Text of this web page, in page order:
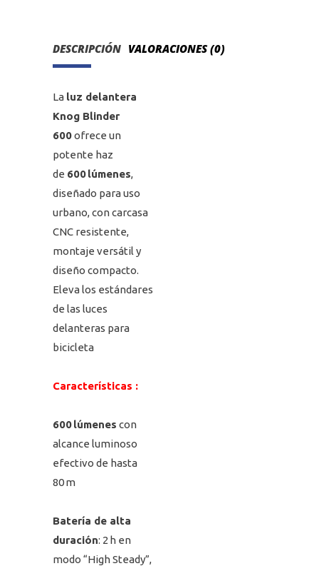
DESCRIPCIÓN VALORACIONES (0)
La luz delantera
Knog Blinder
600ofrece un
potente haz
de 600 lúmenes,
diseñado para uso
urbano, con carcasa
CNC resistente,
montaje versátil y
diseño compacto.
Eleva los estándares
de las luces
delanteras para
bicicleta
Características :
600 lúmenes con
alcance luminoso
efectivo de hasta
80 m
Batería de alta
duración: 2 h en
modo “High Steady”,